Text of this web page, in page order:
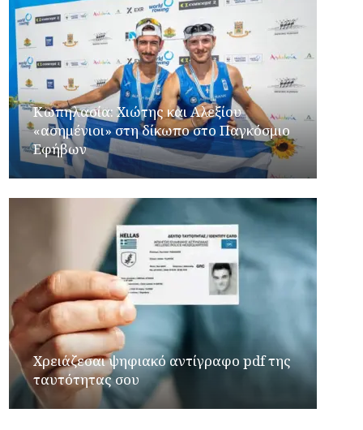
Κωπηλασία: Χιώτης και Αλεξίου
«ασημένιοι» στη δίκωπο στο Παγκόσμιο
Εφήβων
Χρειάζεσαι ψηφιακό αντίγραφο pdf της
ταυτότητας σου